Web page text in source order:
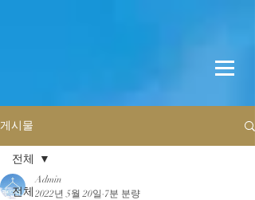
게시물
전체
전체
Admin
2022년 5월 20일 7분 분량